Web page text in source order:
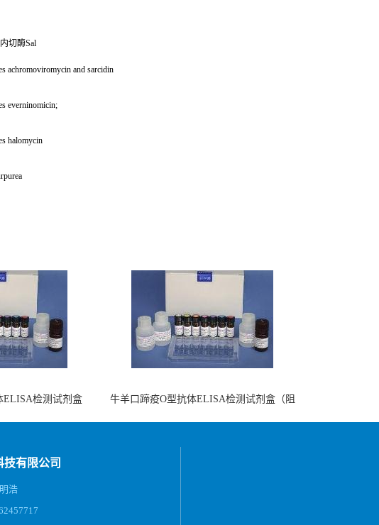
切酶Sal
achromoviromycin and sarcidin
everninomicin;
halomycin
ELISA检测试剂盒
牛羊口蹄疫O型抗体ELISA检测试剂盒（阻
技有限公司
浩